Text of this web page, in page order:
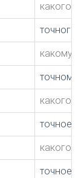
какого?
точного
какому?
точному
какого?
точное
какого?
точное